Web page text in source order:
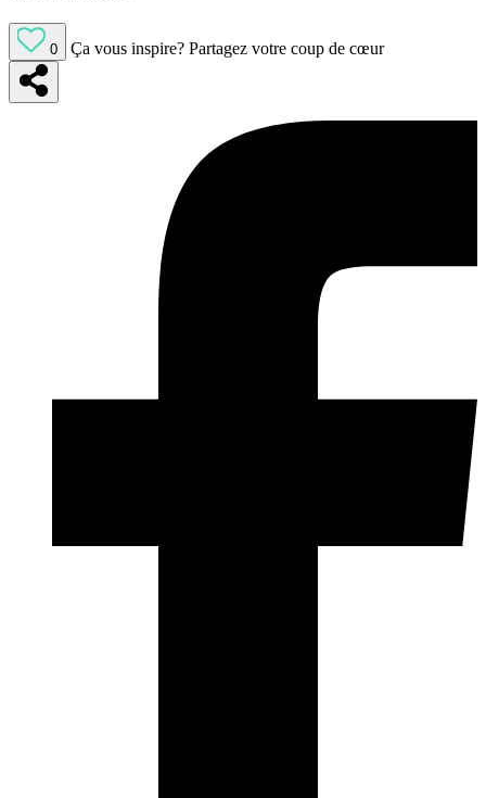
0 Ça vous inspire? Partagez votre coup de cœur